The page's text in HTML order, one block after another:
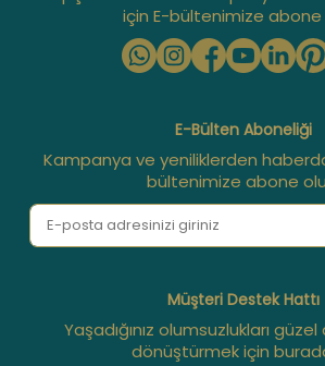
için E-bültenimize abone
E-Bülten Aboneliği
Kampanya ve yeniliklerden
bültenimize abone
Müşteri Destek Hattı
Yaşadığınız olumsuzlukları
dönüştürmek için